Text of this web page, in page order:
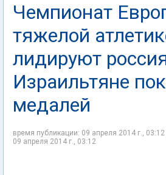
Чемпионат
тяжелой
лидируют
Израильтяне
медалей
время публикации: 09 апреля 2014 г.,
09 апреля 2014 г., 03:12